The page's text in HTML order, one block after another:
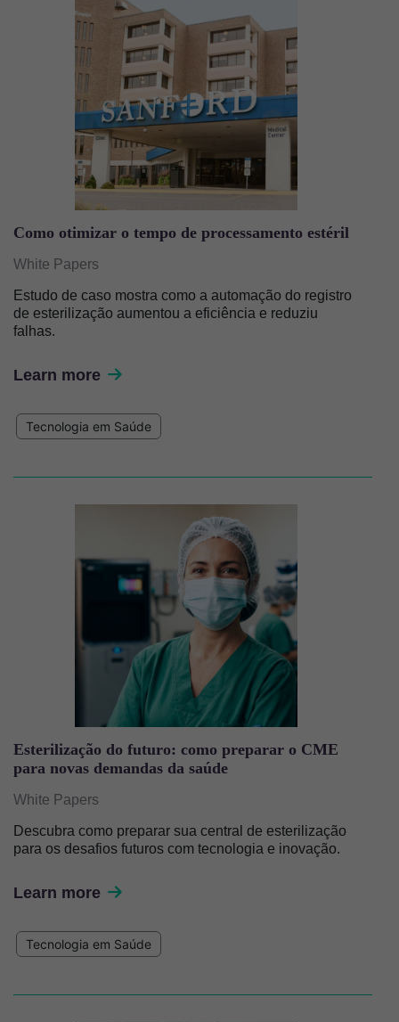
Como otimizar o tempo de processamento estéril
White Papers
Estudo de caso mostra como a automação do registro
de esterilização aumentou a eficiência e reduziu
falhas.
Learn more
Tecnologia em Saúde
Esterilização do futuro: como preparar o CME
para novas demandas da saúde
White Papers
Descubra como preparar sua central de esterilização
para os desafios futuros com tecnologia e inovação.
Learn more
Tecnologia em Saúde